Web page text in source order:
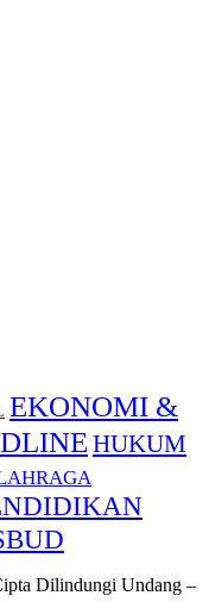
EKONOMI &
HUKUM
Dilindungi Undang –